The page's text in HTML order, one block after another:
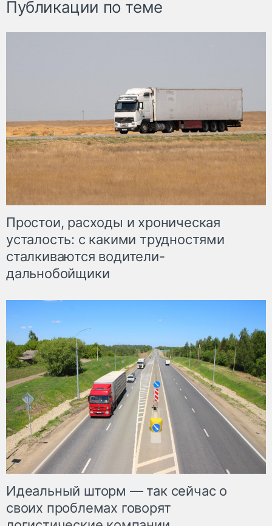
Публикации по теме
Простои, расходы и хроническая
усталость: с какими трудностями
сталкиваются водители-
дальнобойщики
Идеальный шторм — так сейчас о
своих проблемах говорят